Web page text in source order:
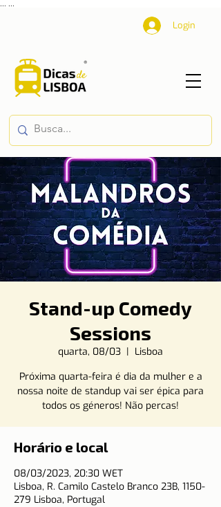
Login
Stand-up Comedy
Sessions
quarta, 08/03
  |
Lisboa
Próxima quarta-feira é dia da mulher e a
nossa noite de standup vai ser épica para
todos os géneros! Não percas!
Horário e local
08/03/2023, 20:30 WET
Lisboa, R. Camilo Castelo Branco 23B, 1150-
279 Lisboa, Portugal